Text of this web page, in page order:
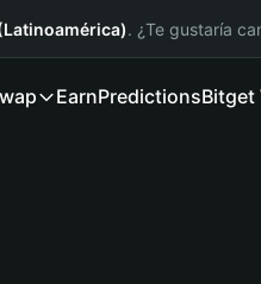
. ¿Te gustaría
EarnPredictionsBitget